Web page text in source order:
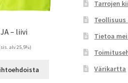
– liivi
alv 25,5%)
Tarrojen
Tietoa
Värikartta